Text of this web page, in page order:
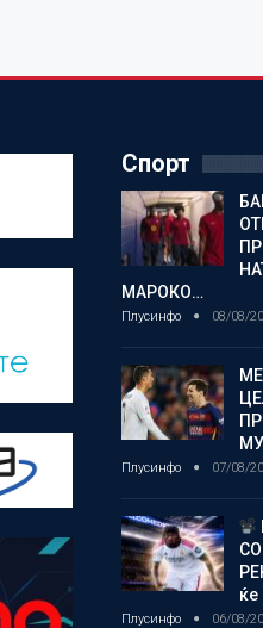
Спорт
МАРОКО…
Плусинфо 08/08/
Плусинфо 07/08/
ќе
Плусинфо 06/08/